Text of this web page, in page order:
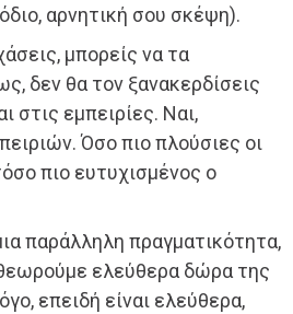
αρνητική σου σκέψη).
μπορείς να τα
δεν θα τον ξανακερδίσεις
στις εμπειρίες. Ναι,
Όσο πιο πλούσιες οι
πιο ευτυχισμένος ο
παράλληλη πραγματικότητα,
ελεύθερα δώρα της
επειδή είναι ελεύθερα,